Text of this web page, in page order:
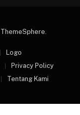
ThemeSphere.
Logo
Privacy Policy
Tentang Kami